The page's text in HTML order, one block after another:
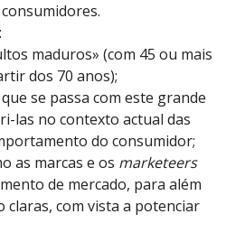
maduros» (com 45 ou mais
dos 70 anos);
se passa com este grande
las no contexto actual das
do consumidor;
as marcas e os marketeers
de mercado, para além
claras, com vista a potenciar